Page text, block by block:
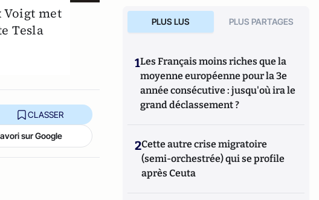
met
Tesla
CLASSER
sur Google
PLUS LUS PLUS PARTAGES
1Les Français moins riches que la
moyenne européenne pour la 3e
année consécutive : jusqu'où ira le
grand déclassement ?
2Cette autre crise migratoire
(semi-orchestrée) qui se profile
après Ceuta